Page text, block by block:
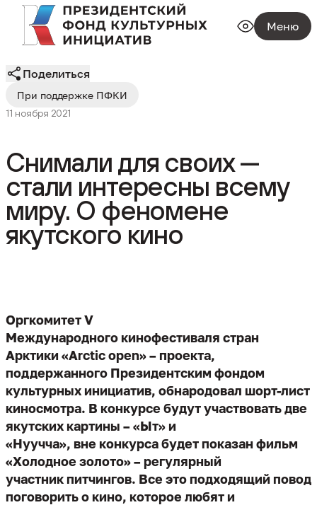
Меню
При поддержке ПФКИ
11 ноября 2021
Поделиться
Снимали для своих —
стали интересны всему
миру. О феномене
якутского кино
Оргкомитет V
Международного кинофестиваля стран
Арктики «Arctic open» – проекта,
поддержанного Президентским фондом
культурных инициатив, обнародовал шорт-лист
киносмотра. В конкурсе будут участвовать две
якутских картины – «Ыт» и
«Нуучча», вне конкурса будет показан фильм
«Холодное золото» – регулярный
участник питчингов. Все это подходящий повод
поговорить о кино, которое любят и